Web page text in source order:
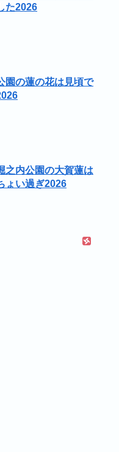
た2026
園の蓮の花は見頃で
之内公園の大賀蓮は
ょい過ぎ2026